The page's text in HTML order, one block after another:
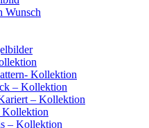
Wunsch
Kollektion
– Kollektion
– Kollektion
– Kollektion